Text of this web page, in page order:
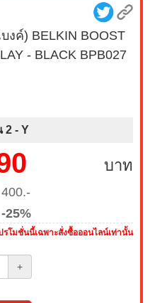
งค์) BELKIN BOOST
- BLACK BPB027
2 - Y
บาท
-25%
รโมชั่นนี้เฉพาะสั่งซื้อออนไลน์เท่านั้น
+